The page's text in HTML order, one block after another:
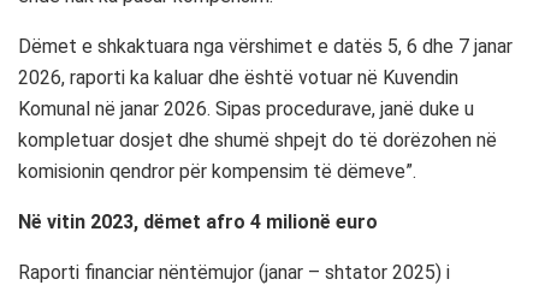
Dëmet e shkaktuara nga vërshimet e datës 5, 6 dhe 7 janar
2026, raporti ka kaluar dhe është votuar në Kuvendin
Komunal në janar 2026. Sipas procedurave, janë duke u
kompletuar dosjet dhe shumë shpejt do të dorëzohen në
komisionin qendror për kompensim të dëmeve”.
Në vitin 2023, dëmet afro 4 milionë euro
Raporti financiar nëntëmujor (janar – shtator 2025) i